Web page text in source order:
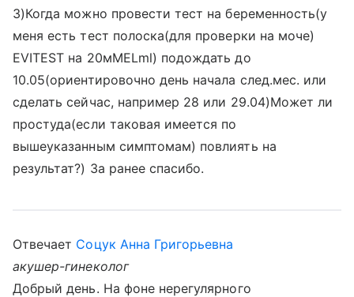
3)Когда можно провести тест на беременность(у
меня есть тест полоска(для проверки на моче)
EVITEST на 20мМЕLml) подождать до
10.05(ориентировочно день начала след.мес. или
сделать сейчас, например 28 или 29.04)Может ли
простуда(если таковая имеется по
вышеуказанным симптомам) повлиять на
результат?) За ранее спасибо.
Отвечает Соцук Анна Григорьевна
акушер-гинеколог
Добрый день. На фоне нерегулярного